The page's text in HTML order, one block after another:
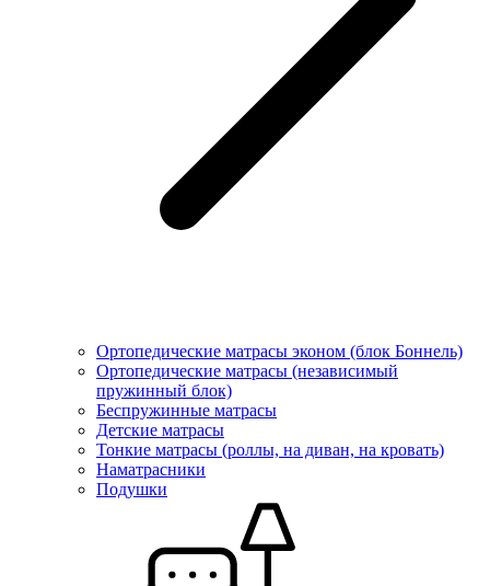
Ортопедические матрасы эконом (блок Боннель)
Ортопедические матрасы (независимый
пружинный блок)
Беcпружинные матрасы
Детские матрасы
Тонкие матрасы (роллы, на диван, на кровать)
Наматрасники
Подушки